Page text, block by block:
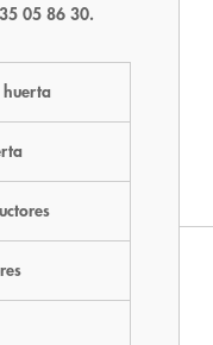
05 86 30.
huerta